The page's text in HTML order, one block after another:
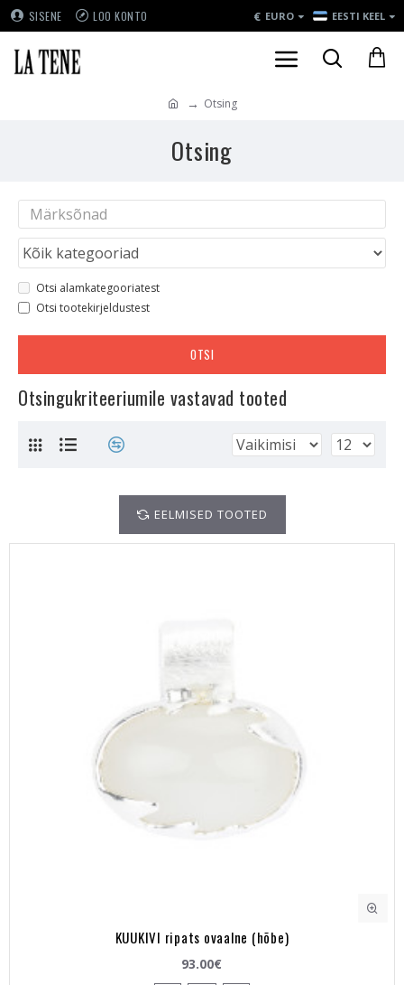
SISENE LOO KONTO € EURO EESTI KEEL
Otsing
Otsing
Otsi alamkategooriatest
Otsi tootekirjeldustest
OTSI
Otsingukriteeriumile vastavad tooted
EELMISED TOOTED
KUUKIVI ripats ovaalne (hõbe)
93.00€